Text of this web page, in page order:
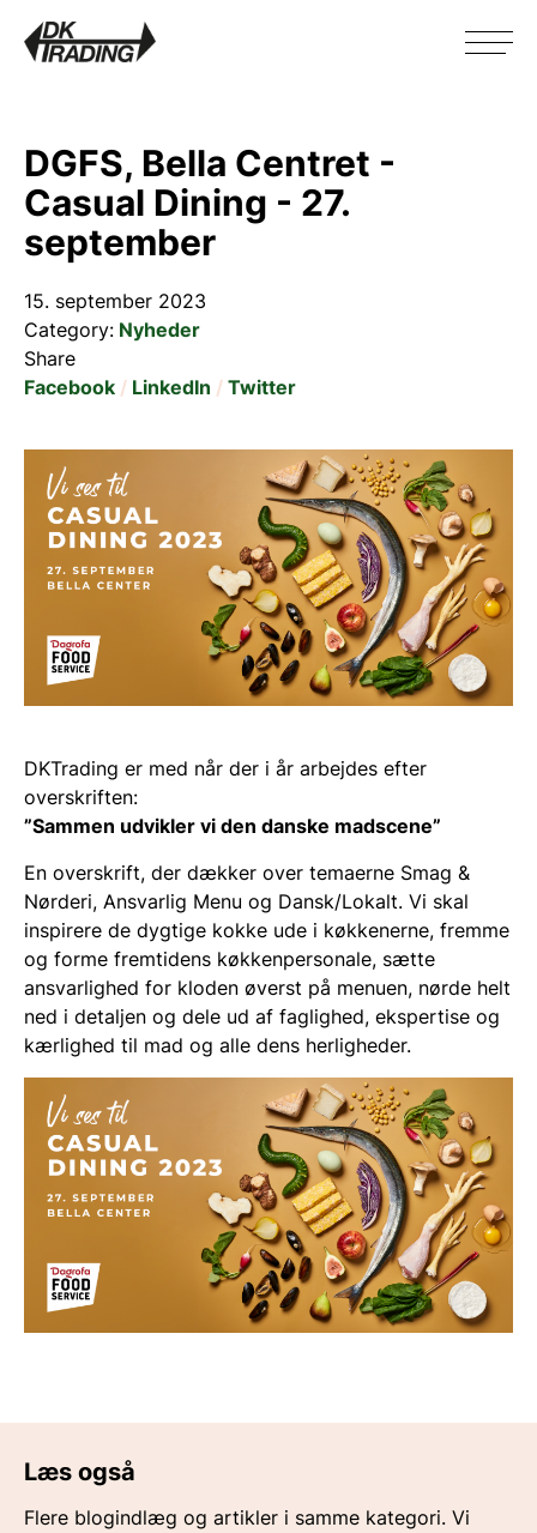
DGFS, Bella Centret -
Casual Dining - 27.
september
15. september 2023
Category: Nyheder
Share
Facebook
LinkedIn Twitter
DKTrading er med når der i år arbejdes efter
overskriften:
”Sammen udvikler vi den danske madscene”
En overskrift, der dækker over temaerne Smag &
Nørderi, Ansvarlig Menu og Dansk/Lokalt. Vi skal
inspirere de dygtige kokke ude i køkkenerne, fremme
og forme fremtidens køkkenpersonale, sætte
ansvarlighed for kloden øverst på menuen, nørde helt
ned i detaljen og dele ud af faglighed, ekspertise og
kærlighed til mad og alle dens herligheder.
Læs også
Flere blogindlæg og artikler i samme kategori. Vi